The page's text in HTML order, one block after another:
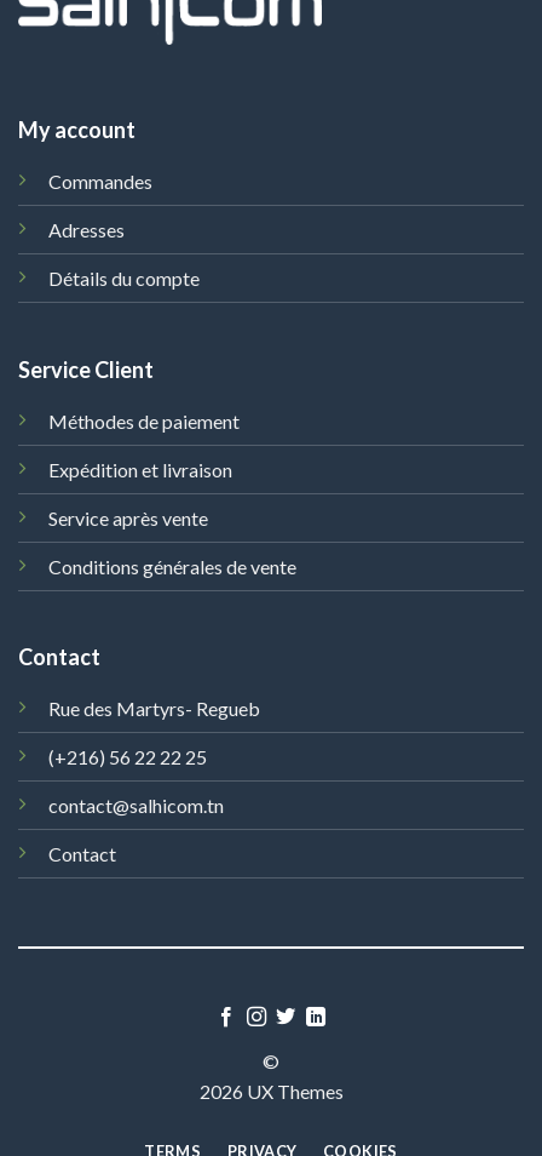
My account
Commandes
Adresses
Détails du compte
Service Client
Méthodes de paiement
Expédition et livraison
Service après vente
Conditions générales de vente
Contact
Rue des Martyrs- Regueb
(+216) 56 22 22 25
contact@salhicom.tn
Contact
©
2026 UX Themes
TERMS PRIVACY COOKIES